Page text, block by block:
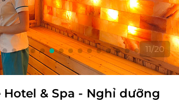
11/20
& Spa - Nghỉ dưỡng